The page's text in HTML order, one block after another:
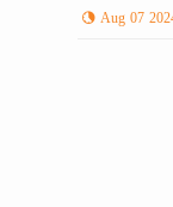
Aug 07